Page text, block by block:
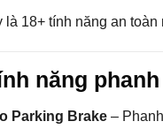
là 18+ tính năng an
năng
Parking Brake–